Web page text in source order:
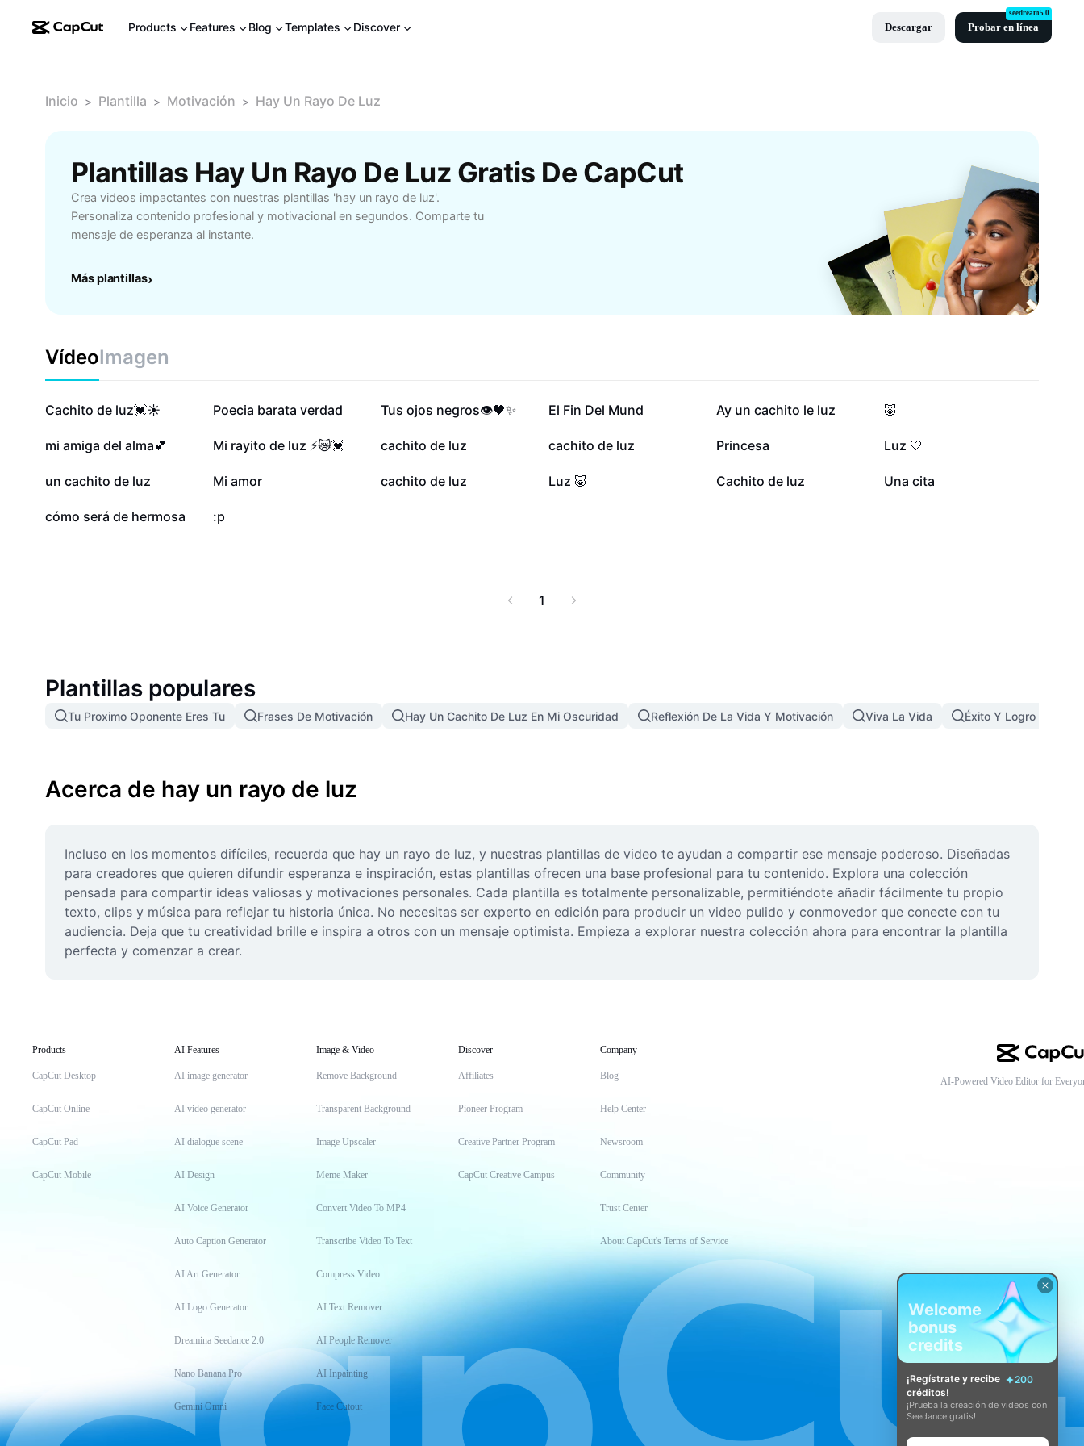
Products Features Blog Templates Discover Descargar Probar en línea
seedream5.0
Inicio > Plantilla > Motivación > Hay Un Rayo De Luz
Plantillas Hay Un Rayo De Luz Gratis De CapCut
Crea videos impactantes con nuestras plantillas 'hay un rayo de luz'.
Personaliza contenido profesional y motivacional en segundos. Comparte tu
mensaje de esperanza al instante.
Más plantillas›
VídeoImagen
971,5 mil
Cachito de luz💓☀️ 307,1 mil
Poecia barata verdad 38,4 mil
Tus ojos negros👁️🖤✨ 23,1 mil
El Fin Del Mund 19,8 mil
Ay un cachito le luz 18,1 mil
🐷
17 mil
mi amiga del alma💕 13,5 mil
Mi rayito de luz ⚡️😿💓 13 mil
cachito de luz 11 mil
cachito de luz 7 mil
Princesa 6,1 mil
Luz 🤍
5,3 mil
un cachito de luz 3,2 mil
Mi amor 3,1 mil
cachito de luz 2,4 mil
Luz 🐷 1,9 mil
Cachito de luz 691
Una cita
43
cómo será de hermosa 3
:p
1
Plantillas populares
Tu Proximo Oponente Eres Tu Frases De Motivación Hay Un Cachito De Luz En Mi Oscuridad Reflexión De La Vida Y Motivación Viva La Vida Éxito Y Logro
Acerca de hay un rayo de luz
Incluso en los momentos difíciles, recuerda que hay un rayo de luz, y nuestras plantillas de video te ayudan a compartir ese mensaje poderoso. Diseñadas
para creadores que quieren difundir esperanza e inspiración, estas plantillas ofrecen una base profesional para tu contenido. Explora una colección
pensada para compartir ideas valiosas y motivaciones personales. Cada plantilla es totalmente personalizable, permitiéndote añadir fácilmente tu propio
texto, clips y música para reflejar tu historia única. No necesitas ser experto en edición para producir un video pulido y conmovedor que conecte con tu
audiencia. Deja que tu creatividad brille e inspira a otros con un mensaje optimista. Empieza a explorar nuestra colección ahora para encontrar la plantilla
perfecta y comenzar a crear.
Products
CapCut Desktop
CapCut Online
CapCut Pad
CapCut Mobile
AI Features
AI image generator
AI video generator
AI dialogue scene
AI Design
AI Voice Generator
Auto Caption Generator
AI Art Generator
AI Logo Generator
Dreamina Seedance 2.0
Nano Banana Pro
Gemini Omni
Image & Video
Remove Background
Transparent Background
Image Upscaler
Meme Maker
Convert Video To MP4
Transcribe Video To Text
Compress Video
AI Text Remover
AI People Remover
AI Inpainting
Face Cutout
Discover
Affiliates
Pioneer Program
Creative Partner Program
CapCut Creative Campus
Company
Blog
Help Center
Newsroom
Community
Trust Center
About CapCut's Terms of Service
AI-Powered Video Editor for
Welcome
bonus
credits
¡Regístrate y recibe
200
créditos!
¡Prueba la creación de videos con
Seedance gratis!